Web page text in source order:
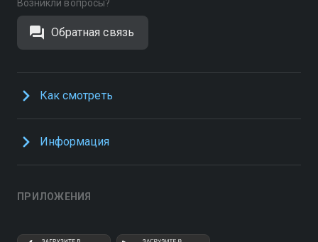
Возникли вопросы?
Обратная связь
Как смотреть
Информация
ПРИЛОЖЕНИЯ